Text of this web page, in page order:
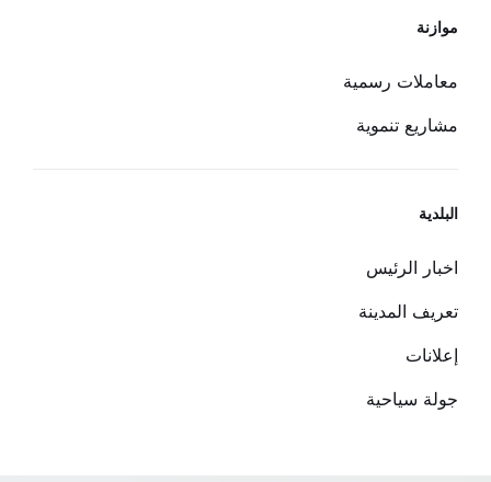
موازنة
معاملات رسمية
مشاريع تنموية
البلدية
اخبار الرئيس
تعريف المدينة
إعلانات
جولة سياحية